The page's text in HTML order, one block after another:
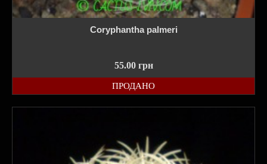
Coryphantha palmeri
55.00 грн
ПРОДАНО